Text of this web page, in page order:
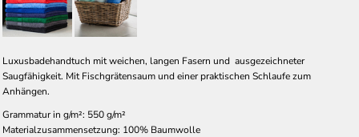
Luxusbadehandtuch mit weichen, langen Fasern und ausgezeichneter
Saugfähigkeit. Mit Fischgrätensaum und einer praktischen Schlaufe zum
Anhängen.
Grammatur in g/m²: 550 g/m²
Materialzusammensetzung: 100% Baumwolle